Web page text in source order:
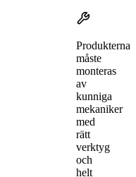
Produkterna
måste
monteras
av
kunniga
mekaniker
med
rätt
verktyg
och
helt